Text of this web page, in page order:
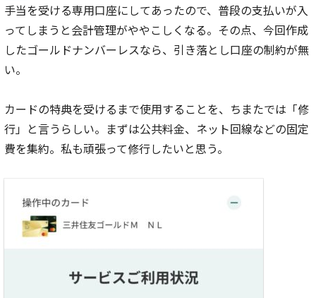
手当を受ける専用口座にしてあったので、普段の支払いが入
ってしまうと会計管理がややこしくなる。その点、今回作成
したゴールドナンバーレスなら、引き落とし口座の制約が無
い。
カードの特典を受けるまで使用することを、ちまたでは「修
行」と言うらしい。まずは公共料金、ネット回線などの固定
費を集約。私も頑張って修行したいと思う。